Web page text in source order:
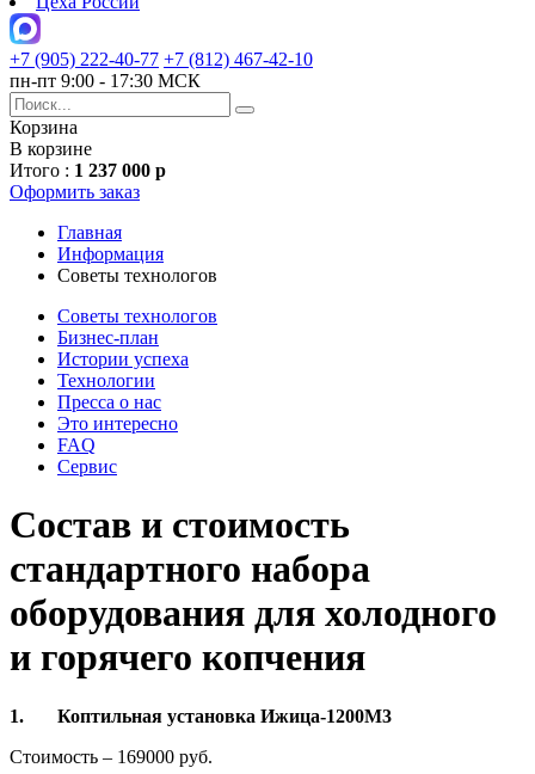
+7 (905) 222-40-77 +7 (812) 467-42-10
пн-пт 9:00 - 17:30 МСК
Корзина
В корзине
Итого : 1 237 000 р
Оформить заказ
Главная
Информация
Советы технологов
Советы технологов
Бизнес-план
Истории успеха
Технологии
Пресса о нас
Это интересно
FAQ
Сервис
Состав и стоимость
стандартного набора
оборудования для холодного
и горячего копчения
1. Коптильная установка Ижица-1200М3
Стоимость – 169000 руб.